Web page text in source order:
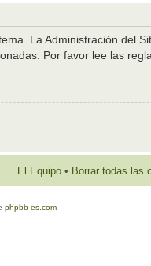
La Administración del
Por favor lee las
El Equipo • Borrar todas las
phpbb-es.com